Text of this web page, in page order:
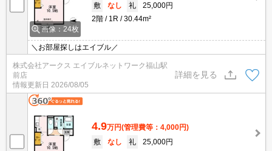
画像：24枚
敷
なし 礼
25,000円
2階
1R 30.44m²
＼お部屋探しはエイブル／
株式会社アークス エイブルネットワーク福山駅
前店
情報更新日 2026/08/05
詳細を見る
4.9万円(管理費等：4,000円)
敷
なし 礼
25,000円